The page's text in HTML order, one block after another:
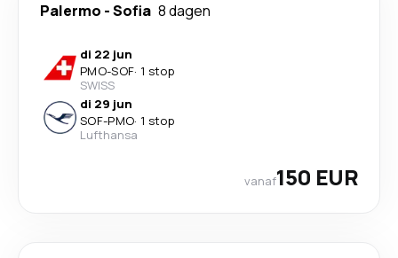
Palermo -Sofia 8 dagen
di 22 jun
PMO-SOF· 1 stop
SWISS
di 29 jun
SOF-PMO· 1 stop
Lufthansa
vanaf150 EUR